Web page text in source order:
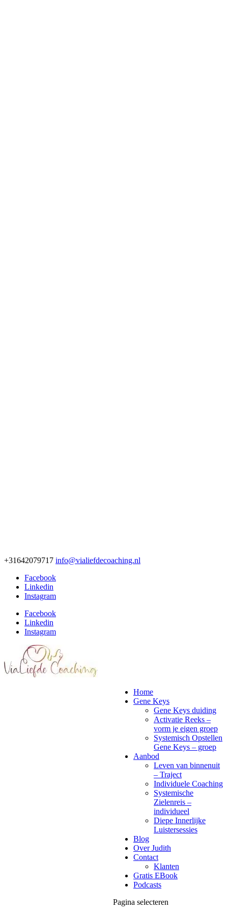
+31642079717 info@vialiefdecoaching.nl
Facebook
Linkedin
Instagram
Facebook
Linkedin
Instagram
Home
Gene Keys
Gene Keys duiding
Activatie Reeks –
vorm je eigen groep
Systemisch Opstellen
Gene Keys – groep
Aanbod
Leven van binnenuit
– Traject
Individuele Coaching
Systemische
Zielenreis –
individueel
Diepe Innerlijke
Luistersessies
Blog
Over Judith
Contact
Klanten
Gratis EBook
Podcasts
Pagina selecteren